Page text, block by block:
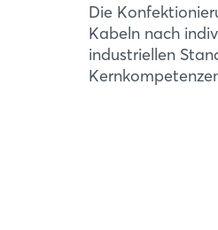
Die
Kabeln nach
industriellen